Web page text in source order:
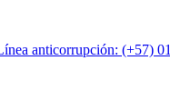
anticorrupción: (+57)